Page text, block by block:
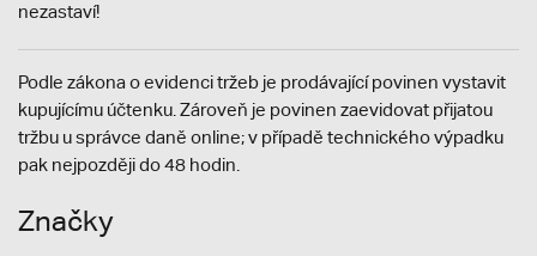
nezastaví!
Podle zákona o evidenci tržeb je prodávající povinen vystavit
kupujícímu účtenku. Zároveň je povinen zaevidovat přijatou
tržbu u správce daně online; v případě technického výpadku
pak nejpozději do 48 hodin.
Značky